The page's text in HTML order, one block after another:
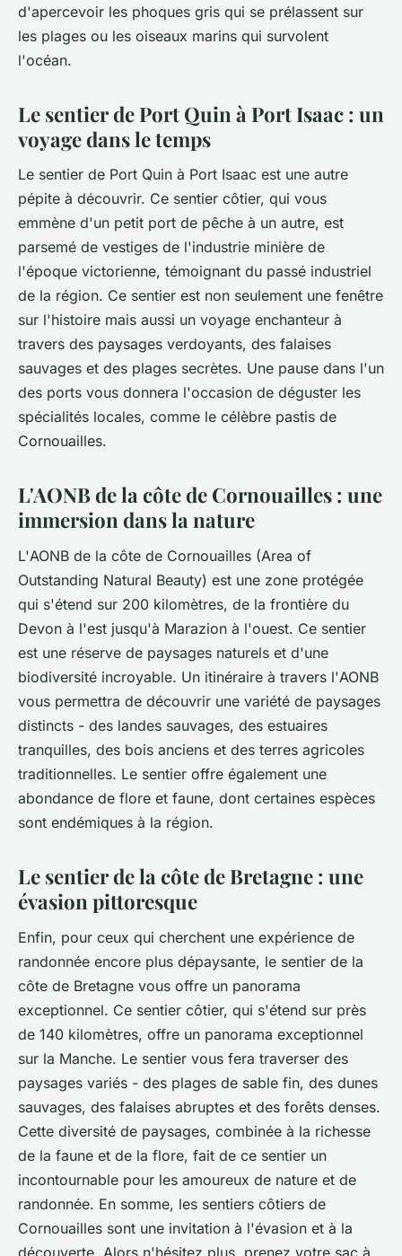
d'apercevoir les phoques gris qui se prélassent sur
les plages ou les oiseaux marins qui survolent
l'océan.
Le sentier de Port Quin à Port Isaac : un
voyage dans le temps
Le sentier de Port Quin à Port Isaac est une autre
pépite à découvrir. Ce sentier côtier, qui vous
emmène d'un petit port de pêche à un autre, est
parsemé de vestiges de l'industrie minière de
l'époque victorienne, témoignant du passé industriel
de la région. Ce sentier est non seulement une fenêtre
sur l'histoire mais aussi un voyage enchanteur à
travers des paysages verdoyants, des falaises
sauvages et des plages secrètes. Une pause dans l'un
des ports vous donnera l'occasion de déguster les
spécialités locales, comme le célèbre pastis de
Cornouailles.
L'AONB de la côte de Cornouailles : une
immersion dans la nature
L'AONB de la côte de Cornouailles (Area of
Outstanding Natural Beauty) est une zone protégée
qui s'étend sur 200 kilomètres, de la frontière du
Devon à l'est jusqu'à Marazion à l'ouest. Ce sentier
est une réserve de paysages naturels et d'une
biodiversité incroyable. Un itinéraire à travers l'AONB
vous permettra de découvrir une variété de paysages
distincts - des landes sauvages, des estuaires
tranquilles, des bois anciens et des terres agricoles
traditionnelles. Le sentier offre également une
abondance de flore et faune, dont certaines espèces
sont endémiques à la région.
Le sentier de la côte de Bretagne : une
évasion pittoresque
Enfin, pour ceux qui cherchent une expérience de
randonnée encore plus dépaysante, le sentier de la
côte de Bretagne vous offre un panorama
exceptionnel. Ce sentier côtier, qui s'étend sur près
de 140 kilomètres, offre un panorama exceptionnel
sur la Manche. Le sentier vous fera traverser des
paysages variés - des plages de sable fin, des dunes
sauvages, des falaises abruptes et des forêts denses.
Cette diversité de paysages, combinée à la richesse
de la faune et de la flore, fait de ce sentier un
incontournable pour les amoureux de nature et de
randonnée. En somme, les sentiers côtiers de
Cornouailles sont une invitation à l'évasion et à la
découverte. Alors n'hésitez plus, prenez votre sac à